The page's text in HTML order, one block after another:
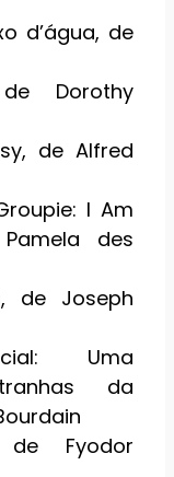
d’água, de
Dorothy
de Alfred
I Am
des
de Joseph
Uma
da
Fyodor